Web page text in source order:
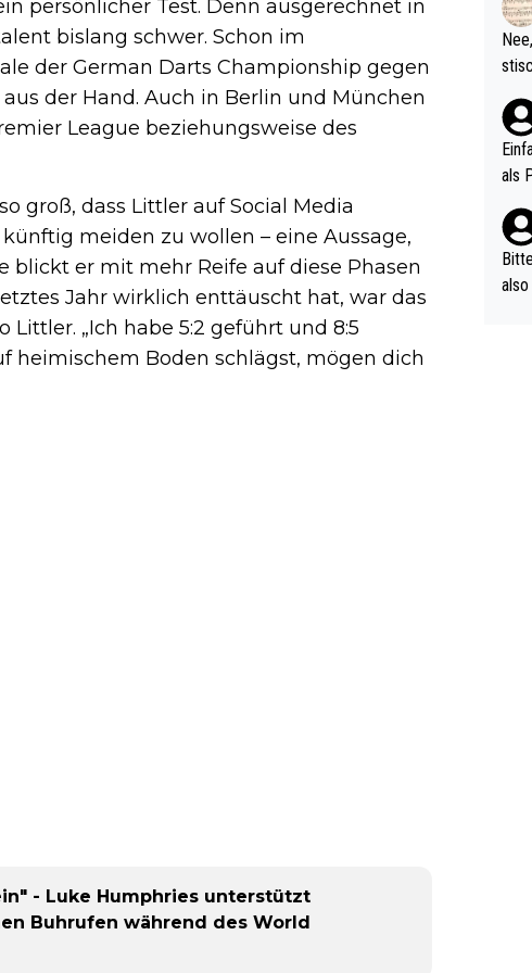
persönlicher Test. Denn ausgerechnet in
bislang schwer. Schon im
der German Darts Championship gegen
der Hand. Auch in Berlin und München
League beziehungsweise des
groß, dass Littler auf Social Media
meiden zu wollen – eine Aussage,
blickt er mit mehr Reife auf diese Phasen
Jahr wirklich enttäuscht hat, war das
„Ich habe 5:2 geführt und 8:5
heimischem Boden schlägst, mögen dich
- Luke Humphries unterstützt
Buhrufen während des World
(in
als
nes
ttler
vV
als